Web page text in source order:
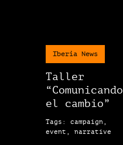
Iberia News
Taller
“Comunicando
el cambio”
Tags: campaign,
event, narrative